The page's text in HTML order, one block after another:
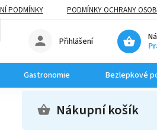
PODMÍNKY PODMÍNKY OCHRANY
Přihlášení
Gastronomie Bezlepkové
Nákupní košík